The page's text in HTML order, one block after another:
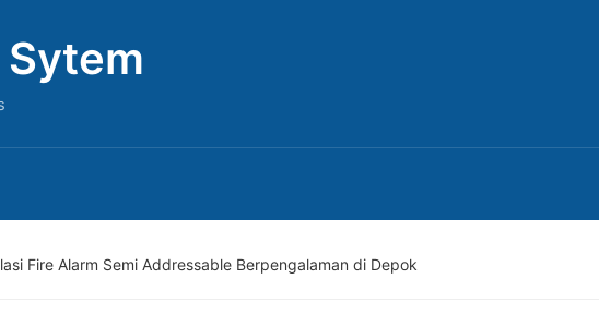
Fire Alarm Semi Addressable Berpengalaman di Depok